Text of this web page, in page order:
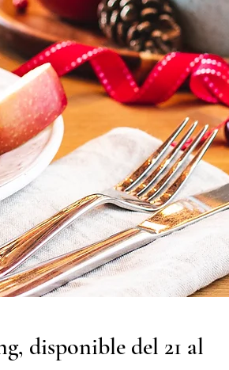
disponible del 21 al